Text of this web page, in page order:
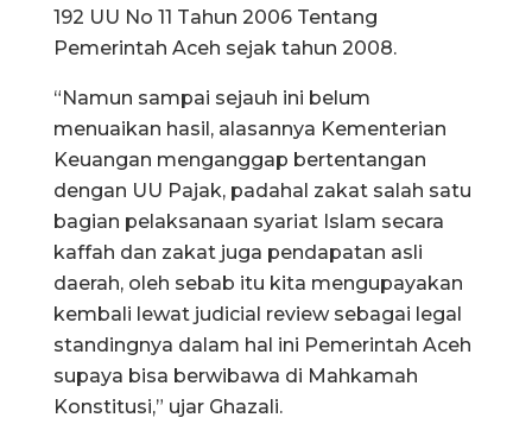
192 UU No 11 Tahun 2006 Tentang
Pemerintah Aceh sejak tahun 2008.
“Namun sampai sejauh ini belum
menuaikan hasil, alasannya Kementerian
Keuangan menganggap bertentangan
dengan UU Pajak, padahal zakat salah satu
bagian pelaksanaan syariat Islam secara
kaffah dan zakat juga pendapatan asli
daerah, oleh sebab itu kita mengupayakan
kembali lewat judicial review sebagai legal
standingnya dalam hal ini Pemerintah Aceh
supaya bisa berwibawa di Mahkamah
Konstitusi,” ujar Ghazali.